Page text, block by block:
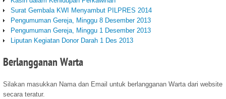
Surat Gembala KWI Menyambut PILPRES 2014
Pengumuman Gereja, Minggu 8 Desember 2013
Pengumuman Gereja, Minggu 1 Desember 2013
Liputan Kegiatan Donor Darah 1 Des 2013
Berlangganan Warta
Silakan masukkan Nama dan Email untuk berlangganan Warta dari website
secara teratur.